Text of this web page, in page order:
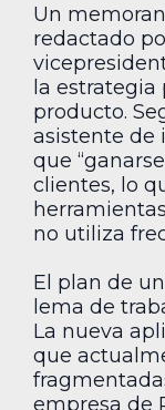
Un
redactado
la estrategia
producto.
asistente de
que
clientes, lo
no utiliza
El plan de
lema de
La nueva
que
empresa de